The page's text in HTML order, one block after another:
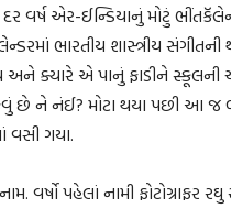
વર્ષ એર-ઈન્ડિયાનું મોટું
ભારતીય શાસ્ત્રીય
અને ક્યારે એ પાનું ફાડીને સ્કૂલની
છે ને નંઈ? મોટા થયા પછી આ જ
વસી ગયા.
પહેલાં નામી ફોટોગ્રાફર